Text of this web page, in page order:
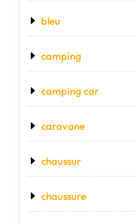
bleu
camping
camping car
caravane
chaussur
chaussure